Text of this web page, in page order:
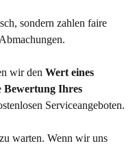
sondern zahlen faire
wir den Wert eines
Bewertung Ihres
Serviceangeboten.
warten. Wenn wir uns